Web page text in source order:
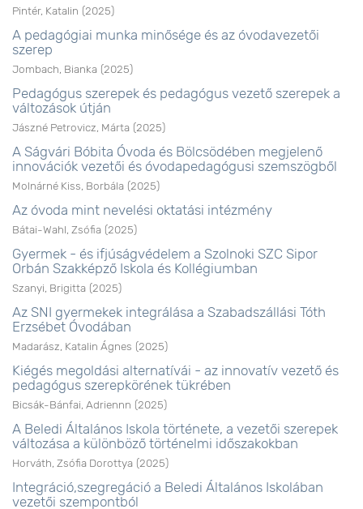
Pintér, Katalin (2025)
A pedagógiai munka minősége és az óvodavezetői
szerep
Jombach, Bianka (2025)
Pedagógus szerepek és pedagógus vezető szerepek a
változások útján
Jászné Petrovicz, Márta (2025)
A Ságvári Bóbita Óvoda és Bölcsödében megjelenő
innovációk vezetői és óvodapedagógusi szemszögből
Molnárné Kiss, Borbála (2025)
Az óvoda mint nevelési oktatási intézmény
Bátai-Wahl, Zsófia (2025)
Gyermek - és ifjúságvédelem a Szolnoki SZC Sipor
Orbán Szakképző Iskola és Kollégiumban
Szanyi, Brigitta (2025)
Az SNI gyermekek integrálása a Szabadszállási Tóth
Erzsébet Óvodában
Madarász, Katalin Ágnes (2025)
Kiégés megoldási alternatívái - az innovatív vezető és
pedagógus szerepkörének tükrében
Bicsák-Bánfai, Adriennn (2025)
A Beledi Általános Iskola története, a vezetői szerepek
változása a különböző történelmi időszakokban
Horváth, Zsófia Dorottya (2025)
Integráció,szegregáció a Beledi Általános Iskolában
vezetői szempontból